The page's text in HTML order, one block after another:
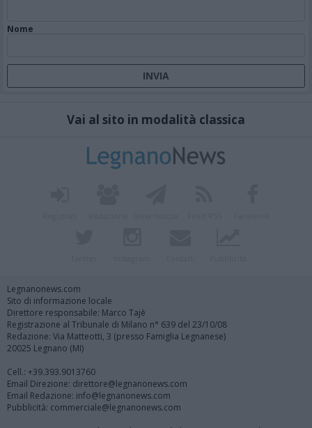
Nome
Vai al sito in modalità classica
Legnanonews.com
Sito di informazione locale
Direttore responsabile: Marco Tajè
Registrazione al Tribunale di Milano n° 639 del 23/10/08
Redazione: Via Matteotti, 3 (presso Famiglia Legnanese)
20025 Legnano (MI)
Cell.: +39.393.9013760
Email Direzione: direttore@legnanonews.com
Email Redazione: info@legnanonews.com
Pubblicità: commerciale@legnanonews.com